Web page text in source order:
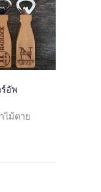
อัพ
ไม้ตาย
ำหรับธุรกิจสตาร์อัพ